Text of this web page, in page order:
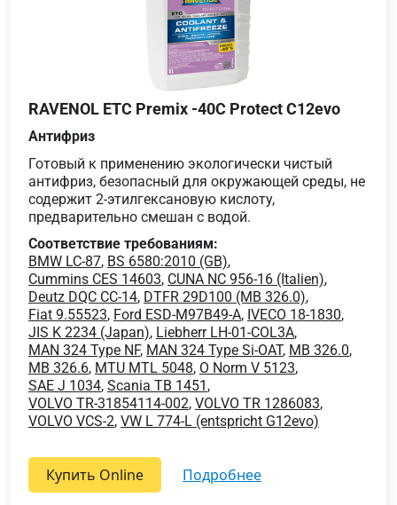
RAVENOL ETC Premix -40C Protect C12evo
Антифриз
Готовый к применению экологически чистый
антифриз, безопасный для окружающей среды, не
содержит 2-этилгексановую кислоту,
предварительно смешан с водой.
Соответствие требованиям:
BMW LC-87, BS 6580:2010 (GB),
Cummins CES 14603, CUNA NC 956-16 (Italien),
Deutz DQC CC-14, DTFR 29D100 (MB 326.0),
Fiat 9.55523, Ford ESD-M97B49-A, IVECO 18-1830,
JIS K 2234 (Japan), Liebherr LH-01-COL3A,
MAN 324 Type NF, MAN 324 Type Si-OAT, MB 326.0,
MB 326.6, MTU MTL 5048, O Norm V 5123,
SAE J 1034, Scania TB 1451 ,
VOLVO TR-31854114-002, VOLVO TR 1286083,
VOLVO VCS-2, VW L 774-L (entspricht G12evo)
Купить Online подробнее